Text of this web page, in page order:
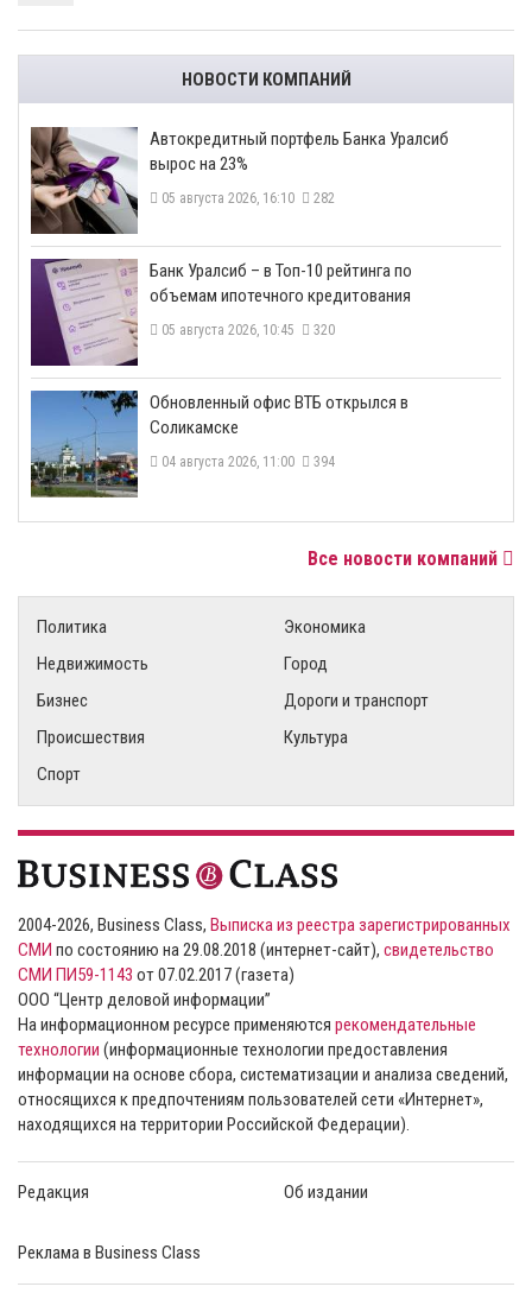
НОВОСТИ КОМПАНИЙ
​Автокредитный портфель Банка Уралсиб
вырос на 23%
05 августа 2026, 16:10 282
​Банк Уралсиб – в Топ-10 рейтинга по
объемам ипотечного кредитования
05 августа 2026, 10:45 320
​Обновленный офис ВТБ открылся в
Соликамске
04 августа 2026, 11:00 394
Все новости компаний
Политика
Экономика
Недвижимость
Город
Бизнес
Дороги и транспорт
Происшествия
Культура
Спорт
2004-2026, Business Class, Выписка из реестра зарегистрированных
СМИ по состоянию на 29.08.2018 (интернет-сайт), свидетельство
СМИ ПИ59-1143 от 07.02.2017 (газета)
ООО “Центр деловой информации”
На информационном ресурсе применяются рекомендательные
технологии (информационные технологии предоставления
информации на основе сбора, систематизации и анализа сведений,
относящихся к предпочтениям пользователей сети «Интернет»,
находящихся на территории Российской Федерации).
Редакция Об издании
Реклама в Business Class